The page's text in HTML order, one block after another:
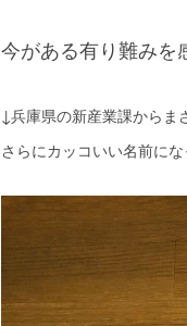
今がある有り難みを
↓兵庫県の新産業課からま
さらにカッコいい名前にな